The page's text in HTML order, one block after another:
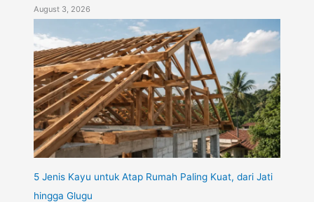
August 3, 2026
5 Jenis Kayu untuk Atap Rumah Paling Kuat, dari Jati
hingga Glugu